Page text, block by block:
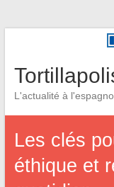
L'actualité à
Les clés
éthique et